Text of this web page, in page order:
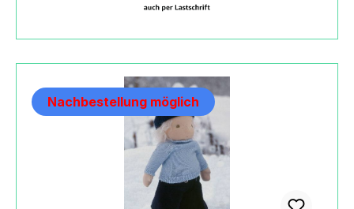
ermöglichen. Der Körper ist ganz aus Stoff,
Glasgranulat. Die Puppen sind sich vom Typ her
ähnlich und doch hat jede etwas Eigenes.
Besonders anziehend wirkt ihr Natürlichkeit.
Einen harmonischen neutralen Gesichtsausdruck
kann ein Kind im Spiel für sich interpretieren. Mit
ihrer kindlichen und warmen Ausstrahlung wird
die SILKE Gelenkpuppe eine liebenswerte
Nachbestellung möglich